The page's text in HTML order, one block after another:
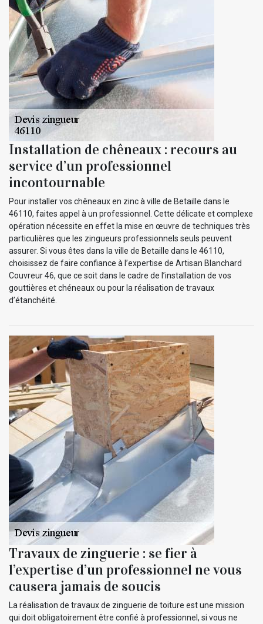
Installation de chêneaux : recours au
service d’un professionnel
incontournable
Pour installer vos chêneaux en zinc à ville de Betaille dans le
46110, faites appel à un professionnel. Cette délicate et complexe
opération nécessite en effet la mise en œuvre de techniques très
particulières que les zingueurs professionnels seuls peuvent
assurer. Si vous êtes dans la ville de Betaille dans le 46110,
choisissez de faire confiance à l’expertise de Artisan Blanchard
Couvreur 46, que ce soit dans le cadre de l’installation de vos
gouttières et chéneaux ou pour la réalisation de travaux
d’étanchéité.
Travaux de zinguerie : se fier à
l’expertise d’un professionnel ne vous
causera jamais de soucis
La réalisation de travaux de zinguerie de toiture est une mission
qui doit obligatoirement être confié à professionnel, si vous ne